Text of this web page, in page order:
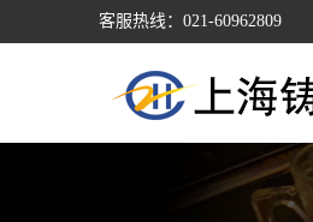
客服热线：021-60962809